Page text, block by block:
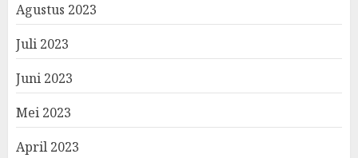
Agustus 2023
Juli 2023
Juni 2023
Mei 2023
April 2023